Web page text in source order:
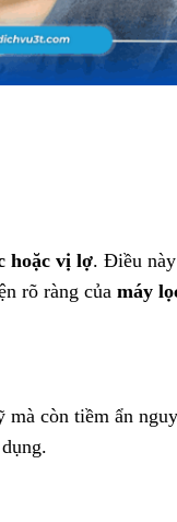
hoặc vị lợ. Điều
rõ ràng của máy
mà còn tiềm ẩn